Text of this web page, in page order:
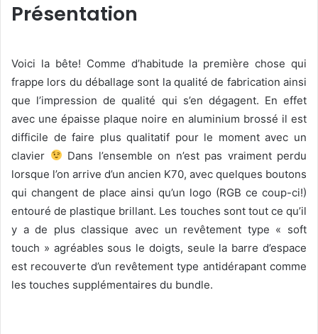
Présentation
Voici la bête! Comme d’habitude la première chose qui
frappe lors du déballage sont la qualité de fabrication ainsi
que l’impression de qualité qui s’en dégagent. En effet
avec une épaisse plaque noire en aluminium brossé il est
difficile de faire plus qualitatif pour le moment avec un
clavier
Dans l’ensemble on n’est pas vraiment perdu
lorsque l’on arrive d’un ancien K70, avec quelques boutons
qui changent de place ainsi qu’un logo (RGB ce coup-ci!)
entouré de plastique brillant. Les touches sont tout ce qu’il
y a de plus classique avec un revêtement type « soft
touch » agréables sous le doigts, seule la barre d’espace
est recouverte d’un revêtement type antidérapant comme
les touches supplémentaires du bundle.